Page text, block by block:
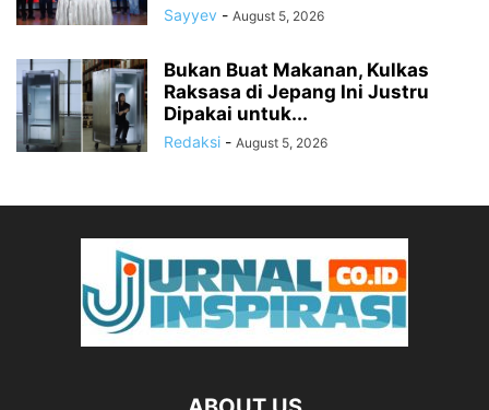
Sayyev - August 5, 2026
Bukan Buat Makanan, Kulkas
Raksasa di Jepang Ini Justru
Dipakai untuk...
Redaksi - August 5, 2026